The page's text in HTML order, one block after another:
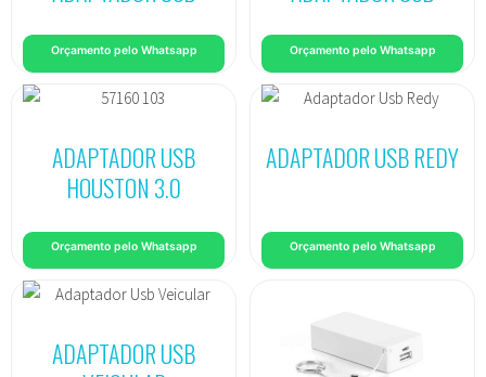
Orçamento pelo Whatsapp Orçamento pelo Whatsapp
ADAPTADOR USB
HOUSTON 3.0
Orçamento pelo Whatsapp
ADAPTADOR USB REDY
Orçamento pelo Whatsapp
ADAPTADOR USB